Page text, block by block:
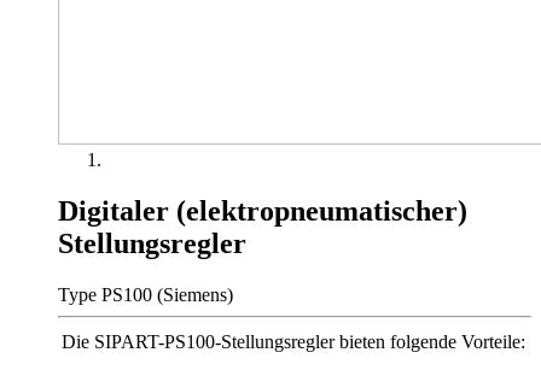
Digitaler (elektropneumatischer)
Stellungsregler
Type PS100 (Siemens)
Die SIPART-PS100-Stellungsregler bieten folgende Vorteile: